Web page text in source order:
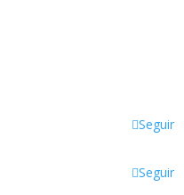
Seguir
Seguir